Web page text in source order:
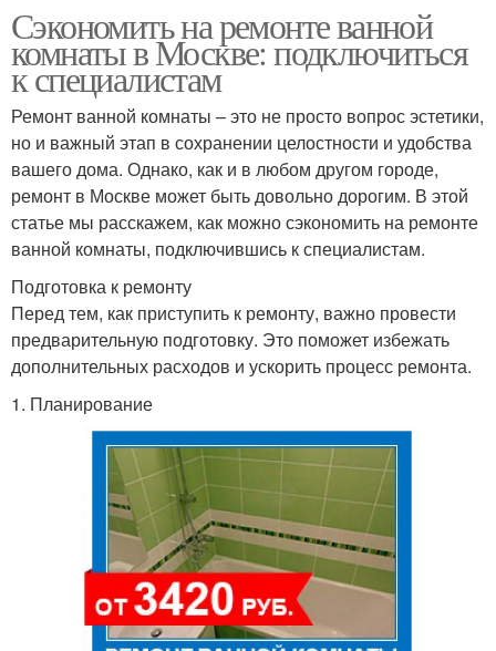
Сэкономить на ремонте ванной
комнаты в Москве: подключиться
к специалистам
Ремонт ванной комнаты – это не просто вопрос эстетики,
но и важный этап в сохранении целостности и удобства
вашего дома. Однако, как и в любом другом городе,
ремонт в Москве может быть довольно дорогим. В этой
статье мы расскажем, как можно сэкономить на ремонте
ванной комнаты, подключившись к специалистам.
Подготовка к ремонту
Перед тем, как приступить к ремонту, важно провести
предварительную подготовку. Это поможет избежать
дополнительных расходов и ускорить процесс ремонта.
1. Планирование